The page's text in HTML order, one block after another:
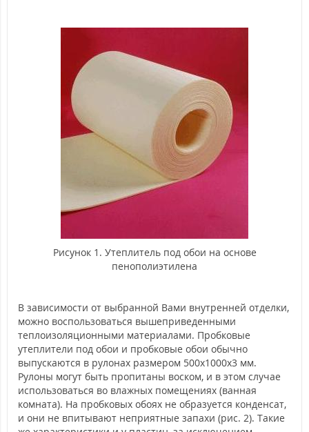
Рисунок 1. Утеплитель под обои на основе
пенополиэтилена
В зависимости от выбранной Вами внутренней отделки,
можно воспользоваться вышеприведенными
теплоизоляционными материалами. Пробковые
утеплители под обои и пробковые обои обычно
выпускаются в рулонах размером 500х1000х3 мм.
Рулоны могут быть пропитаны воском, и в этом случае
использоваться во влажных помещениях (ванная
комната). На пробковых обоях не образуется конденсат,
и они не впитывают неприятные запахи (рис. 2). Такие